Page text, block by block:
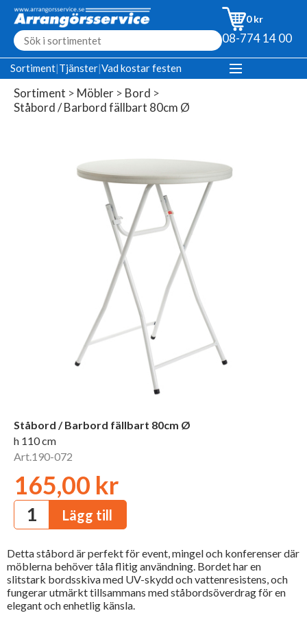
0 kr
08-774 14 00
Sortiment|Tjänster|Vad kostar festen
Sortiment > Möbler > Bord >
Ståbord / Barbord fällbart 80cm Ø
Ståbord / Barbord fällbart 80cm Ø
h 110 cm
Art.190-072
165,00 kr
Detta ståbord är perfekt för event, mingel och konferenser där
möblerna behöver tåla flitig användning. Bordet har en
slitstark bordsskiva med UV-skydd och vattenresistens, och
fungerar utmärkt tillsammans med ståbordsöverdrag för en
elegant och enhetlig känsla.